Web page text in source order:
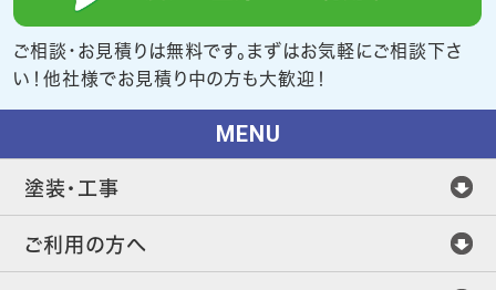
ご相談・お見積りは無料です。まずはお気軽にご相談下さ
い！他社様でお見積り中の方も大歓迎！
MENU
塗装・工事
ご利用の方へ